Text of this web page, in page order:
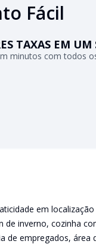
Fácil
TAXAS EM UM
minutos com todos
em
de inverno, cozinha
de empregados,